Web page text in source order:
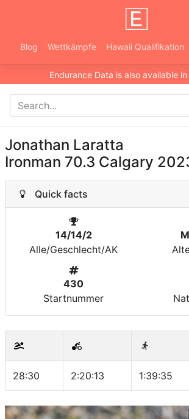
Blog Wettkämpfe Hawaii Qualifikation
Endurance Data is also available in
Jonathan Laratta
Ironman 70.3 Calgary
Quick facts
14/14/2
Alle/Geschlecht/AK
430
Startnummer
28:30 2:20:13 1:39:35